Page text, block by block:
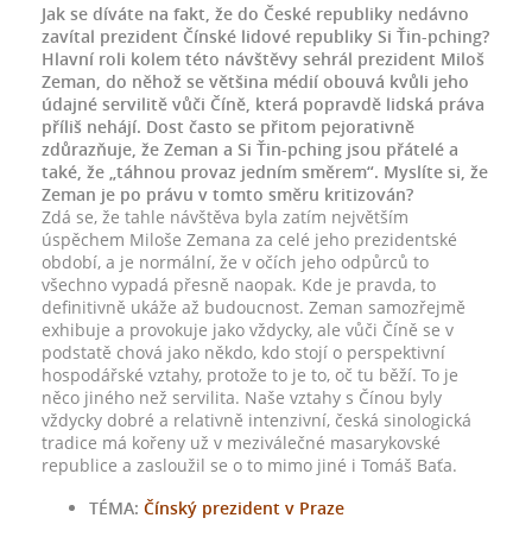
Jak se díváte na fakt, že do České republiky nedávno
zavítal prezident Čínské lidové republiky Si Ťin-pching?
Hlavní roli kolem této návštěvy sehrál prezident Miloš
Zeman, do něhož se většina médií obouvá kvůli jeho
údajné servilitě vůči Číně, která popravdě lidská práva
příliš nehájí. Dost často se přitom pejorativně
zdůrazňuje, že Zeman a Si Ťin-pching jsou přátelé a
také, že „táhnou provaz jedním směrem“. Myslíte si, že
Zeman je po právu v tomto směru kritizován?
Zdá se, že tahle návštěva byla zatím největším
úspěchem Miloše Zemana za celé jeho prezidentské
období, a je normální, že v očích jeho odpůrců to
všechno vypadá přesně naopak. Kde je pravda, to
definitivně ukáže až budoucnost. Zeman samozřejmě
exhibuje a provokuje jako vždycky, ale vůči Číně se v
podstatě chová jako někdo, kdo stojí o perspektivní
hospodářské vztahy, protože to je to, oč tu běží. To je
něco jiného než servilita. Naše vztahy s Čínou byly
vždycky dobré a relativně intenzivní, česká sinologická
tradice má kořeny už v meziválečné masarykovské
republice a zasloužil se o to mimo jiné i Tomáš Baťa.
TÉMA: Čínský prezident v Praze